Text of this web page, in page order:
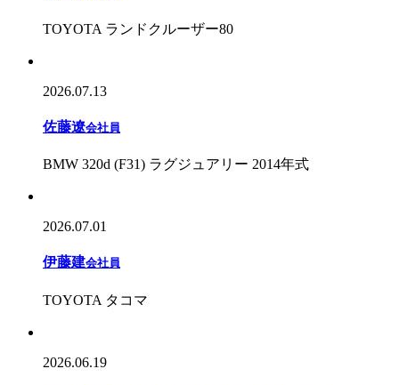
TOYOTA ランドクルーザー80
2026.07.13
佐藤遼会社員
BMW 320d (F31) ラグジュアリー 2014年式
2026.07.01
伊藤建会社員
TOYOTA タコマ
2026.06.19